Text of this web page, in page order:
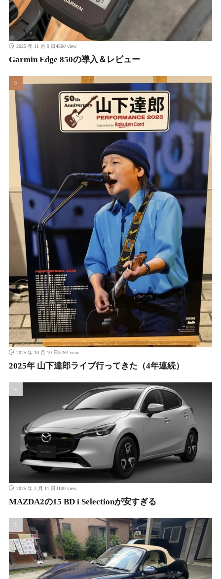
2025 年 11 月 9 日4560 view
Garmin Edge 850の導入＆レビュー
2025 年 10 月 10 日3792 view
2025年 山下達郎ライブ行ってきた（4年連続）
2025 年 2 月 11 日3100 view
MAZDA2の15 BD i Selectionが安すぎる